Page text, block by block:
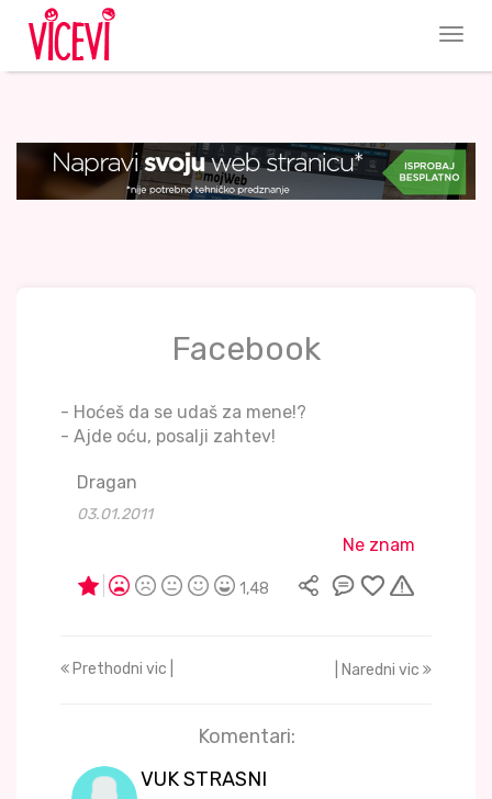
Facebook
- Hoćeš da se udaš za mene!?
- Ajde oću, posalji zahtev!
Dragan
03.01.2011
Ne znam
1,48
Prethodni vic | | Naredni vic
Komentari:
VUK STRASNI